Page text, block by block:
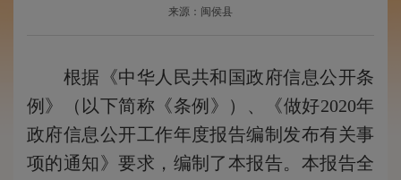
来源：闽侯县
根据《中华人民共和国政府信息公开条
例》（以下简称《条例》）、《做好2020年
政府信息公开工作年度报告编制发布有关事
项的通知》要求，编制了本报告。本报告全